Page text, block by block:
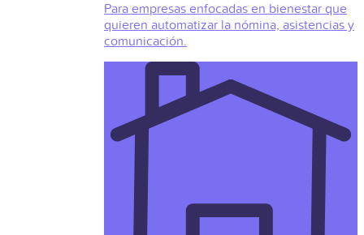
Para empresas enfocadas en bienestar que
quieren automatizar la nómina, asistencias y
comunicación.